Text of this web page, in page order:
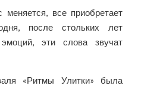
все приобретает
после стольких лет
эти слова звучат
«Ритмы Улитки» была